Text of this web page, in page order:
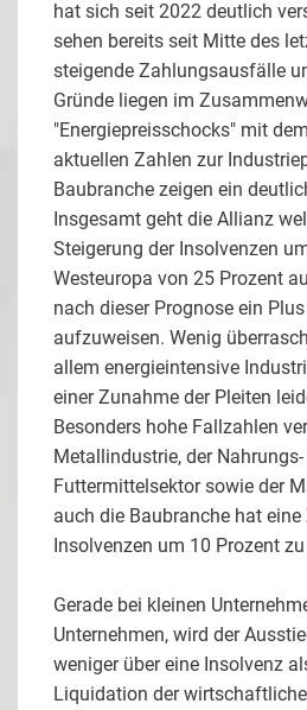
hat sich seit 2022 deutlich
sehen bereits seit Mitte des
steigende Zahlungsausfälle
Gründe liegen im
"Energiepreisschocks" mit
aktuellen Zahlen zur
Baubranche zeigen ein
Insgesamt geht die Allianz
Steigerung der Insolvenzen
Westeuropa von 25 Prozent
nach dieser Prognose ein
aufzuweisen. Wenig
allem energieintensive
einer Zunahme der Pleiten
Besonders hohe Fallzahlen
Metallindustrie, der
Futtermittelsektor sowie der
auch die Baubranche hat
Insolvenzen um 10 Prozent
Gerade bei kleinen
Unternehmen, wird der
weniger über eine Insolvenz
Liquidation der